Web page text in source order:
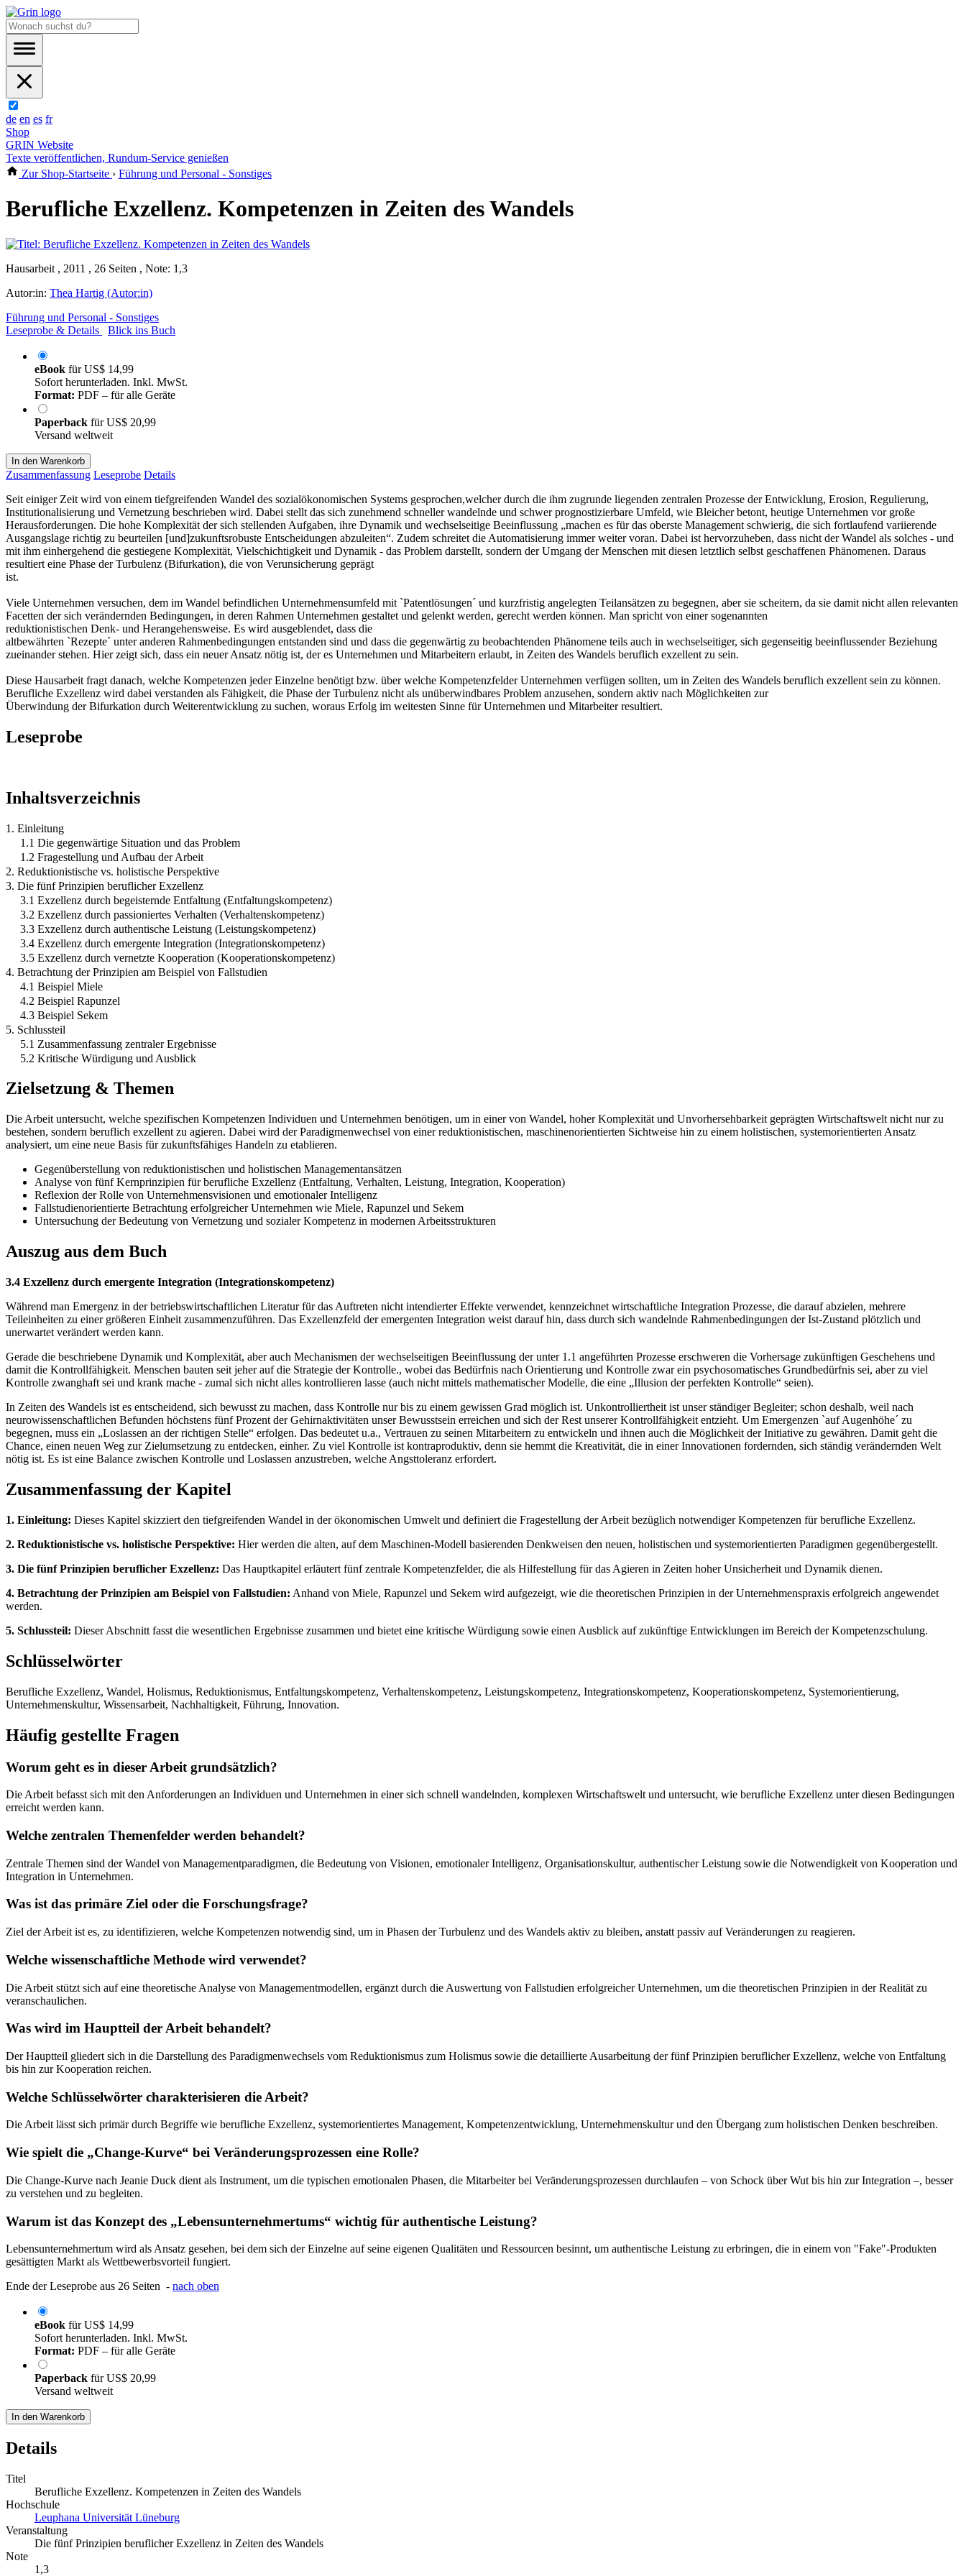
de en es fr
Shop
GRIN Website
Texte veröffentlichen, Rundum-Service genießen
Zur Shop-Startseite › Führung und Personal - Sonstiges
Berufliche Exzellenz. Kompetenzen in Zeiten des Wandels
Hausarbeit , 2011 , 26 Seiten , Note: 1,3
Autor:in: Thea Hartig (Autor:in)
Führung und Personal - Sonstiges
Leseprobe & Details
Blick ins Buch
eBook fürUS$ 14,99
Sofort herunterladen. Inkl. MwSt.
Format: PDF – für alle Geräte
Paperback fürUS$ 20,99
Versand weltweit
In den Warenkorb
Zusammenfassung Leseprobe Details
Seit einiger Zeit wird von einem tiefgreifenden Wandel des sozialökonomischen Systems gesprochen,welcher durch die ihm zugrunde liegenden zentralen Prozesse der Entwicklung, Erosion, Regulierung,
Institutionalisierung und Vernetzung beschrieben wird. Dabei stellt das sich zunehmend schneller wandelnde und schwer prognostizierbare Umfeld, wie Bleicher betont, heutige Unternehmen vor große
Herausforderungen. Die hohe Komplexität der sich stellenden Aufgaben, ihre Dynamik und wechselseitige Beeinflussung „machen es für das oberste Management schwierig, die sich fortlaufend variierende
Ausgangslage richtig zu beurteilen [und]zukunftsrobuste Entscheidungen abzuleiten“. Zudem schreitet die Automatisierung immer weiter voran. Dabei ist hervorzuheben, dass nicht der Wandel als solches - und
mit ihm einhergehend die gestiegene Komplexität, Vielschichtigkeit und Dynamik - das Problem darstellt, sondern der Umgang der Menschen mit diesen letztlich selbst geschaffenen Phänomenen. Daraus
resultiert eine Phase der Turbulenz (Bifurkation), die von Verunsicherung geprägt
ist.
Viele Unternehmen versuchen, dem im Wandel befindlichen Unternehmensumfeld mit `Patentlösungen´ und kurzfristig angelegten Teilansätzen zu begegnen, aber sie scheitern, da sie damit nicht allen relevanten
Facetten der sich verändernden Bedingungen, in deren Rahmen Unternehmen gestaltet und gelenkt werden, gerecht werden können. Man spricht von einer sogenannten
reduktionistischen Denk- und Herangehensweise. Es wird ausgeblendet, dass die
altbewährten `Rezepte´ unter anderen Rahmenbedingungen entstanden sind und dass die gegenwärtig zu beobachtenden Phänomene teils auch in wechselseitiger, sich gegenseitig beeinflussender Beziehung
zueinander stehen. Hier zeigt sich, dass ein neuer Ansatz nötig ist, der es Unternehmen und Mitarbeitern erlaubt, in Zeiten des Wandels beruflich exzellent zu sein.
Diese Hausarbeit fragt danach, welche Kompetenzen jeder Einzelne benötigt bzw. über welche Kompetenzfelder Unternehmen verfügen sollten, um in Zeiten des Wandels beruflich exzellent sein zu können.
Berufliche Exzellenz wird dabei verstanden als Fähigkeit, die Phase der Turbulenz nicht als unüberwindbares Problem anzusehen, sondern aktiv nach Möglichkeiten zur
Überwindung der Bifurkation durch Weiterentwicklung zu suchen, woraus Erfolg im weitesten Sinne für Unternehmen und Mitarbeiter resultiert.
Leseprobe
Inhaltsverzeichnis
1. Einleitung
1.1 Die gegenwärtige Situation und das Problem
1.2 Fragestellung und Aufbau der Arbeit
2. Reduktionistische vs. holistische Perspektive
3. Die fünf Prinzipien beruflicher Exzellenz
3.1 Exzellenz durch begeisternde Entfaltung (Entfaltungskompetenz)
3.2 Exzellenz durch passioniertes Verhalten (Verhaltenskompetenz)
3.3 Exzellenz durch authentische Leistung (Leistungskompetenz)
3.4 Exzellenz durch emergente Integration (Integrationskompetenz)
3.5 Exzellenz durch vernetzte Kooperation (Kooperationskompetenz)
4. Betrachtung der Prinzipien am Beispiel von Fallstudien
4.1 Beispiel Miele
4.2 Beispiel Rapunzel
4.3 Beispiel Sekem
5. Schlussteil
5.1 Zusammenfassung zentraler Ergebnisse
5.2 Kritische Würdigung und Ausblick
Zielsetzung & Themen
Die Arbeit untersucht, welche spezifischen Kompetenzen Individuen und Unternehmen benötigen, um in einer von Wandel, hoher Komplexität und Unvorhersehbarkeit geprägten Wirtschaftswelt nicht nur zu
bestehen, sondern beruflich exzellent zu agieren. Dabei wird der Paradigmenwechsel von einer reduktionistischen, maschinenorientierten Sichtweise hin zu einem holistischen, systemorientierten Ansatz
analysiert, um eine neue Basis für zukunftsfähiges Handeln zu etablieren.
Gegenüberstellung von reduktionistischen und holistischen Managementansätzen
Analyse von fünf Kernprinzipien für berufliche Exzellenz (Entfaltung, Verhalten, Leistung, Integration, Kooperation)
Reflexion der Rolle von Unternehmensvisionen und emotionaler Intelligenz
Fallstudienorientierte Betrachtung erfolgreicher Unternehmen wie Miele, Rapunzel und Sekem
Untersuchung der Bedeutung von Vernetzung und sozialer Kompetenz in modernen Arbeitsstrukturen
Auszug aus dem Buch
3.4 Exzellenz durch emergente Integration (Integrationskompetenz)
Während man Emergenz in der betriebswirtschaftlichen Literatur für das Auftreten nicht intendierter Effekte verwendet, kennzeichnet wirtschaftliche Integration Prozesse, die darauf abzielen, mehrere
Teileinheiten zu einer größeren Einheit zusammenzuführen. Das Exzellenzfeld der emergenten Integration weist darauf hin, dass durch sich wandelnde Rahmenbedingungen der Ist-Zustand plötzlich und
unerwartet verändert werden kann.
Gerade die beschriebene Dynamik und Komplexität, aber auch Mechanismen der wechselseitigen Beeinflussung der unter 1.1 angeführten Prozesse erschweren die Vorhersage zukünftigen Geschehens und
damit die Kontrollfähigkeit. Menschen bauten seit jeher auf die Strategie der Kontrolle., wobei das Bedürfnis nach Orientierung und Kontrolle zwar ein psychosomatisches Grundbedürfnis sei, aber zu viel
Kontrolle zwanghaft sei und krank mache - zumal sich nicht alles kontrollieren lasse (auch nicht mittels mathematischer Modelle, die eine „Illusion der perfekten Kontrolle“ seien).
In Zeiten des Wandels ist es entscheidend, sich bewusst zu machen, dass Kontrolle nur bis zu einem gewissen Grad möglich ist. Unkontrolliertheit ist unser ständiger Begleiter; schon deshalb, weil nach
neurowissenschaftlichen Befunden höchstens fünf Prozent der Gehirnaktivitäten unser Bewusstsein erreichen und sich der Rest unserer Kontrollfähigkeit entzieht. Um Emergenzen `auf Augenhöhe´ zu
begegnen, muss ein „Loslassen an der richtigen Stelle“ erfolgen. Das bedeutet u.a., Vertrauen zu seinen Mitarbeitern zu entwickeln und ihnen auch die Möglichkeit der Initiative zu gewähren. Damit geht die
Chance, einen neuen Weg zur Zielumsetzung zu entdecken, einher. Zu viel Kontrolle ist kontraproduktiv, denn sie hemmt die Kreativität, die in einer Innovationen fordernden, sich ständig verändernden Welt
nötig ist. Es ist eine Balance zwischen Kontrolle und Loslassen anzustreben, welche Angsttoleranz erfordert.
Zusammenfassung der Kapitel
1. Einleitung: Dieses Kapitel skizziert den tiefgreifenden Wandel in der ökonomischen Umwelt und definiert die Fragestellung der Arbeit bezüglich notwendiger Kompetenzen für berufliche Exzellenz.
2. Reduktionistische vs. holistische Perspektive: Hier werden die alten, auf dem Maschinen-Modell basierenden Denkweisen den neuen, holistischen und systemorientierten Paradigmen gegenübergestellt.
3. Die fünf Prinzipien beruflicher Exzellenz: Das Hauptkapitel erläutert fünf zentrale Kompetenzfelder, die als Hilfestellung für das Agieren in Zeiten hoher Unsicherheit und Dynamik dienen.
4. Betrachtung der Prinzipien am Beispiel von Fallstudien: Anhand von Miele, Rapunzel und Sekem wird aufgezeigt, wie die theoretischen Prinzipien in der Unternehmenspraxis erfolgreich angewendet
werden.
5. Schlussteil: Dieser Abschnitt fasst die wesentlichen Ergebnisse zusammen und bietet eine kritische Würdigung sowie einen Ausblick auf zukünftige Entwicklungen im Bereich der Kompetenzschulung.
Schlüsselwörter
Berufliche Exzellenz, Wandel, Holismus, Reduktionismus, Entfaltungskompetenz, Verhaltenskompetenz, Leistungskompetenz, Integrationskompetenz, Kooperationskompetenz, Systemorientierung,
Unternehmenskultur, Wissensarbeit, Nachhaltigkeit, Führung, Innovation.
Häufig gestellte Fragen
Worum geht es in dieser Arbeit grundsätzlich?
Die Arbeit befasst sich mit den Anforderungen an Individuen und Unternehmen in einer sich schnell wandelnden, komplexen Wirtschaftswelt und untersucht, wie berufliche Exzellenz unter diesen Bedingungen
erreicht werden kann.
Welche zentralen Themenfelder werden behandelt?
Zentrale Themen sind der Wandel von Managementparadigmen, die Bedeutung von Visionen, emotionaler Intelligenz, Organisationskultur, authentischer Leistung sowie die Notwendigkeit von Kooperation und
Integration in Unternehmen.
Was ist das primäre Ziel oder die Forschungsfrage?
Ziel der Arbeit ist es, zu identifizieren, welche Kompetenzen notwendig sind, um in Phasen der Turbulenz und des Wandels aktiv zu bleiben, anstatt passiv auf Veränderungen zu reagieren.
Welche wissenschaftliche Methode wird verwendet?
Die Arbeit stützt sich auf eine theoretische Analyse von Managementmodellen, ergänzt durch die Auswertung von Fallstudien erfolgreicher Unternehmen, um die theoretischen Prinzipien in der Realität zu
veranschaulichen.
Was wird im Hauptteil der Arbeit behandelt?
Der Hauptteil gliedert sich in die Darstellung des Paradigmenwechsels vom Reduktionismus zum Holismus sowie die detaillierte Ausarbeitung der fünf Prinzipien beruflicher Exzellenz, welche von Entfaltung
bis hin zur Kooperation reichen.
Welche Schlüsselwörter charakterisieren die Arbeit?
Die Arbeit lässt sich primär durch Begriffe wie berufliche Exzellenz, systemorientiertes Management, Kompetenzentwicklung, Unternehmenskultur und den Übergang zum holistischen Denken beschreiben.
Wie spielt die „Change-Kurve“ bei Veränderungsprozessen eine Rolle?
Die Change-Kurve nach Jeanie Duck dient als Instrument, um die typischen emotionalen Phasen, die Mitarbeiter bei Veränderungsprozessen durchlaufen – von Schock über Wut bis hin zur Integration –, besser
zu verstehen und zu begleiten.
Warum ist das Konzept des „Lebensunternehmertums“ wichtig für authentische Leistung?
Lebensunternehmertum wird als Ansatz gesehen, bei dem sich der Einzelne auf seine eigenen Qualitäten und Ressourcen besinnt, um authentische Leistung zu erbringen, die in einem von "Fake"-Produkten
gesättigten Markt als Wettbewerbsvorteil fungiert.
Ende der Leseprobe aus 26 Seiten - nach oben
eBook fürUS$ 14,99
Sofort herunterladen. Inkl. MwSt.
Format: PDF – für alle Geräte
Paperback fürUS$ 20,99
Versand weltweit
In den Warenkorb
Details
Titel
Berufliche Exzellenz. Kompetenzen in Zeiten des Wandels
Hochschule
Leuphana Universität Lüneburg
Veranstaltung
Die fünf Prinzipien beruflicher Exzellenz in Zeiten des Wandels
Note
1,3